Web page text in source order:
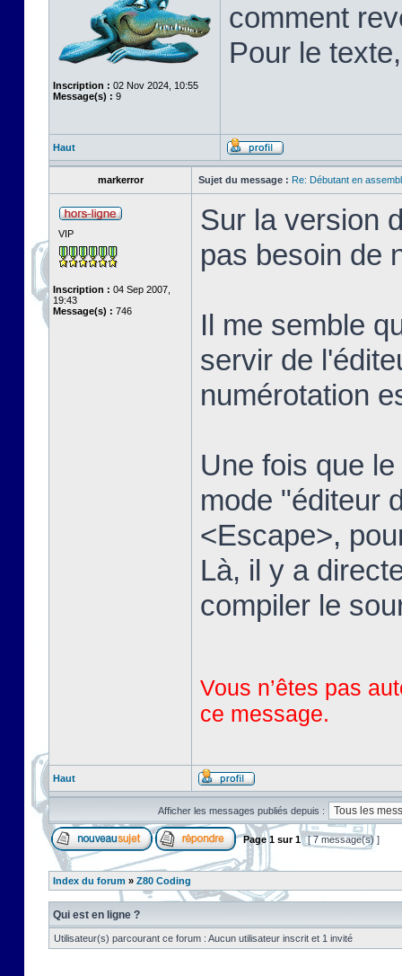
Inscription : 02 Nov 2024, 10:55
Message(s) : 9
comment
Pour le
Haut
markerror Sujet du message : Re: Débutant en
VIP
Inscription : 04 Sep 2007,
19:43
Message(s) : 746
Sur la version
pas besoin de
Il me semble
servir de
numérotation
Une fois que
mode "éditeur
<Escape>,
Là, il y a
compiler le
Vous n’êtes pas
ce message.
Haut
Afficher les messages publiés depuis :
Page1 sur1 [ 7 message(s) ]
Index du forum » Z80 Coding
Qui est en ligne ?
Utilisateur(s) parcourant ce forum : Aucun utilisateur inscrit et 1 invité